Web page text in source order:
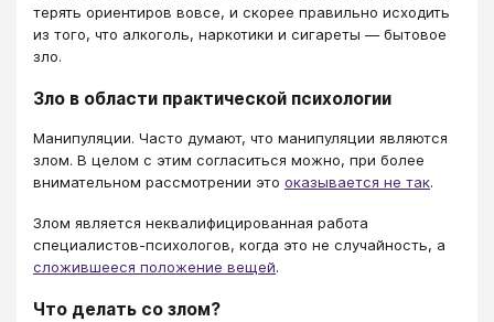
терять ориентиров вовсе, и скорее правильно исходить
из того, что алкоголь, наркотики и сигареты — бытовое
зло.
Зло в области практической психологии
Манипуляции. Часто думают, что манипуляции являются
злом. В целом с этим согласиться можно, при более
внимательном рассмотрении это оказывается не так.
Злом является неквалифицированная работа
специалистов-психологов, когда это не случайность, а
сложившееся положение вещей.
Что делать со злом?